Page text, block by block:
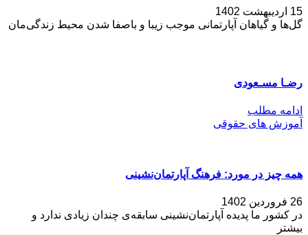
15 اردیبهشت 1402
گل‌ها و گیاهان آپارتمانی موجب زیبا و باصفا شدن محیط زندگی‌مان
رضـا مسـعودی
ادامه مطلب
آموزش های حقوقی
همه چیز در مورد: فرهنگ آپارتمان‌نشینی
26 فروردین 1402
در کشور ما پدیده‌ آپارتمان‌نشینی سابقه‌ی چندان زیادی ندارد و
بیشتر